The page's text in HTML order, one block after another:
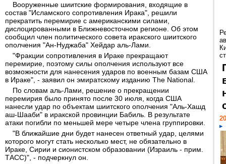
Вооруженные шиитские формирования, входящие в
состав "Исламского сопротивления Ирака", решили
прекратить перемирие с американскими силами,
дислоцированными в Ближневосточном регионе. Об этом
сообщил член политического совета иракского шиитского
ополчения "Ан-Нуджаба" Хейдар аль-Лами.
"Фракции сопротивления в Ираке прекращают
перемирие, поэтому силы ополчения используют все
возможности для нанесения ударов по военным базам США
в Ираке", - заявил он эмиратскому изданию The National.
По словам аль-Лами, решение о прекращении
перемирия было принято после 30 июля, когда США
нанесли удар по объектам шиитского ополчения "Аль-Хашд
аш-Шааби" в иракской провинции Бабиль. В результате
атаки погибли по меньшей мере четыре члена группировки.
"В ближайшие дни будет нанесен ответный удар, целями
которого могут стать несколько мест, не обязательно в
Ираке, Сирии и сионистском образовании (Израиль - прим.
ТАСС)", - подчеркнул он.